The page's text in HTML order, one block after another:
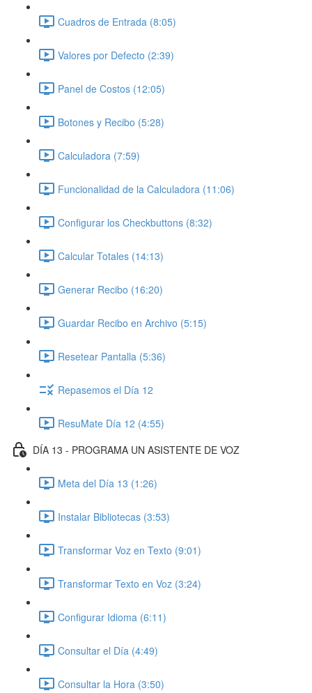
Cuadros de Entrada (8:05)
Valores por Defecto (2:39)
Panel de Costos (12:05)
Botones y Recibo (5:28)
Calculadora (7:59)
Funcionalidad de la Calculadora (11:06)
Configurar los Checkbuttons (8:32)
Calcular Totales (14:13)
Generar Recibo (16:20)
Guardar Recibo en Archivo (5:15)
Resetear Pantalla (5:36)
Repasemos el Día 12
ResuMate Día 12 (4:55)
DÍA 13 - PROGRAMA UN ASISTENTE DE VOZ
Meta del Día 13 (1:26)
Instalar Bibliotecas (3:53)
Transformar Voz en Texto (9:01)
Transformar Texto en Voz (3:24)
Configurar Idioma (6:11)
Consultar el Día (4:49)
Consultar la Hora (3:50)